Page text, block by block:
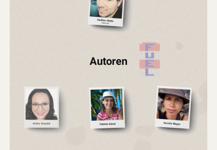
Autoren